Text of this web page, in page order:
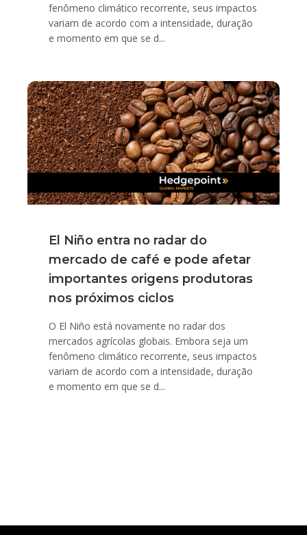
fenômeno climático recorrente, seus impactos
variam de acordo com a intensidade, duração
e momento em que se d...
El Niño entra no radar do
mercado de café e pode afetar
importantes origens produtoras
nos próximos ciclos
O El Niño está novamente no radar dos
mercados agrícolas globais. Embora seja um
fenômeno climático recorrente, seus impactos
variam de acordo com a intensidade, duração
e momento em que se d...